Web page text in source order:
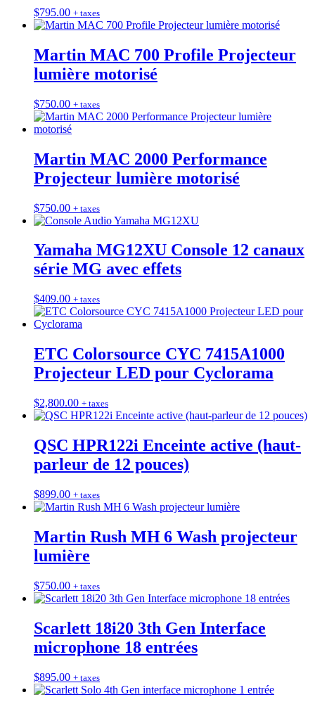
$795.00 + taxes
Martin MAC 700 Profile Projecteur
lumière motorisé
$750.00 + taxes
Martin MAC 2000 Performance
Projecteur lumière motorisé
$750.00 + taxes
Yamaha MG12XU Console 12 canaux
série MG avec effets
$409.00 + taxes
ETC Colorsource CYC 7415A1000
Projecteur LED pour Cyclorama
$2,800.00 + taxes
QSC HPR122i Enceinte active (haut-
parleur de 12 pouces)
$899.00 + taxes
Martin Rush MH 6 Wash projecteur
lumière
$750.00 + taxes
Scarlett 18i20 3th Gen Interface
microphone 18 entrées
$895.00 + taxes